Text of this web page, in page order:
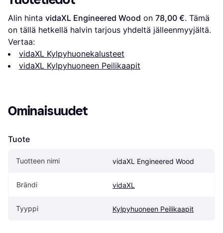
Alin hinta vidaXL Engineered Wood on 78,00 €. Tämä
on tällä hetkellä halvin tarjous yhdeltä jälleenmyyjältä.
Vertaa:
vidaXL Kylpyhuonekalusteet
vidaXL Kylpyhuoneen Peilikaapit
Ominaisuudet
Tuote
Tuotteen nimi vidaXL Engineered Wood
Brändi vidaXL
Tyyppi Kylpyhuoneen Peilikaapit